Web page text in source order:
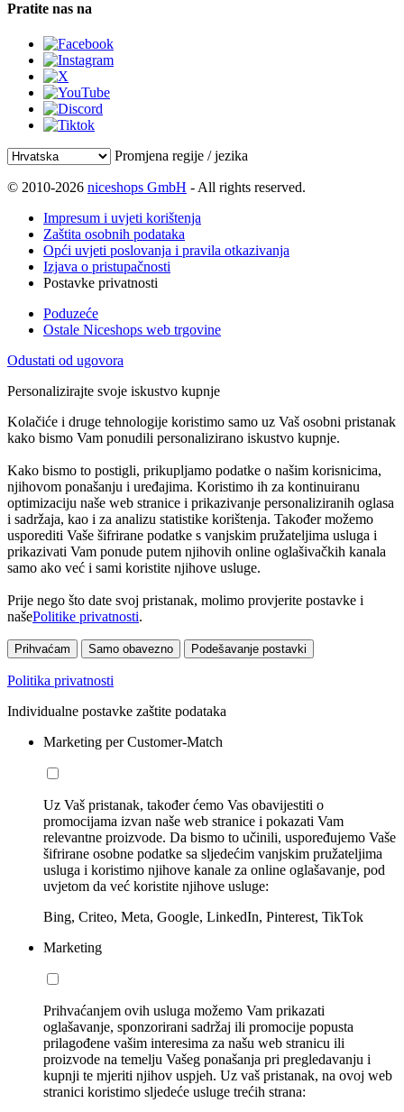
Pratite nas na
Promjena regije / jezika
© 2010-2026 niceshops GmbH - All rights reserved.
Impresum i uvjeti korištenja
Zaštita osobnih podataka
Opći uvjeti poslovanja i pravila otkazivanja
Izjava o pristupačnosti
Postavke privatnosti
Poduzeće
Ostale Niceshops web trgovine
Odustati od ugovora
Personalizirajte svoje iskustvo kupnje
Kolačiće i druge tehnologije koristimo samo uz Vaš osobni pristanak
kako bismo Vam ponudili personalizirano iskustvo kupnje.
Kako bismo to postigli, prikupljamo podatke o našim korisnicima,
njihovom ponašanju i uređajima. Koristimo ih za kontinuiranu
optimizaciju naše web stranice i prikazivanje personaliziranih oglasa
i sadržaja, kao i za analizu statistike korištenja. Također možemo
usporediti Vaše šifrirane podatke s vanjskim pružateljima usluga i
prikazivati Vam ponude putem njihovih online oglašivačkih kanala
samo ako već i sami koristite njihove usluge.
Prije nego što date svoj pristanak, molimo provjerite postavke i
našePolitike privatnosti.
Prihvaćam Samo obavezno Podešavanje postavki
Politika privatnosti
Individualne postavke zaštite podataka
Marketing per Customer-Match
Uz Vaš pristanak, također ćemo Vas obavijestiti o
promocijama izvan naše web stranice i pokazati Vam
relevantne proizvode. Da bismo to učinili, uspoređujemo Vaše
šifrirane osobne podatke sa sljedećim vanjskim pružateljima
usluga i koristimo njihove kanale za online oglašavanje, pod
uvjetom da već koristite njihove usluge:
Bing, Criteo, Meta, Google, LinkedIn, Pinterest, TikTok
Marketing
Prihvaćanjem ovih usluga možemo Vam prikazati
oglašavanje, sponzorirani sadržaj ili promocije popusta
prilagođene vašim interesima za našu web stranicu ili
proizvode na temelju Vašeg ponašanja pri pregledavanju i
kupnji te mjeriti njihov uspjeh. Uz vaš pristanak, na ovoj web
stranici koristimo sljedeće usluge trećih strana: